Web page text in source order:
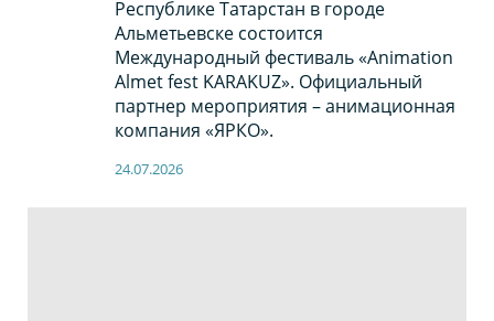
Республике Татарстан в городе
Альметьевске состоится
Международный фестиваль «Animation
Almet fest KARAKUZ». Официальный
партнер мероприятия – анимационная
компания «ЯРКО».
24.07.2026